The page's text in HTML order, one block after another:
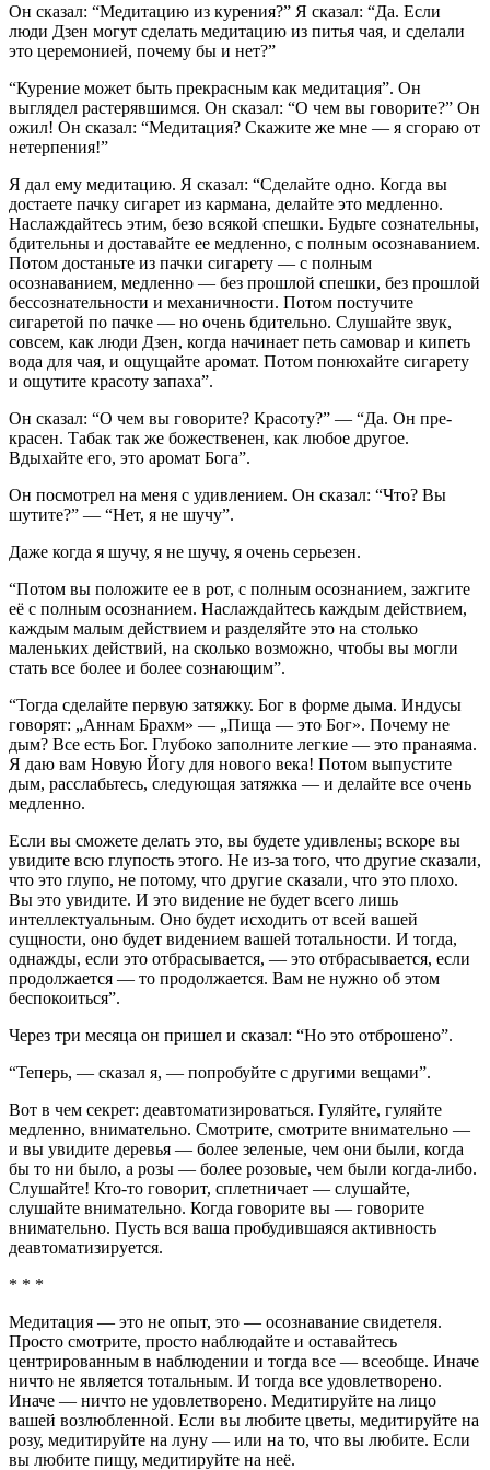
Он сказал: “Медитацию из курения?” Я сказал: “Да. Если
люди Дзен могут сделать медитацию из питья чая, и сделали
это церемонией, почему бы и нет?”
“Курение может быть прекрасным как медитация”. Он
выглядел растерявшимся. Он сказал: “О чем вы гово­рите?” Он
ожил! Он сказал: “Медитация? Скажите же мне — я сгораю от
нетерпения!”
Я дал ему медитацию. Я сказал: “Сделайте одно. Когда вы
достаете пачку сигарет из кармана, делайте это медленно.
Наслаждайтесь этим, безо всякой спешки. Будьте созна­тельны,
бдительны и доставайте ее медленно, с полным осознаванием.
Потом достаньте из пачки сигарету — с пол­ным
осознаванием, медленно — без прошлой спешки, без прошлой
бессознательности и механичности. Потом посту­чите
сигаретой по пачке — но очень бдительно. Слушайте звук,
совсем, как люди Дзен, когда начинает петь самовар и кипеть
вода для чая, и ощущайте аромат. Потом понюхай­те сигарету
и ощутите красоту запаха”.
Он сказал: “О чем вы говорите? Красоту?” — “Да. Он пре­
красен. Табак так же божественен, как любое другое.
Вдыхайте его, это аромат Бога”.
Он посмотрел на меня с удивлением. Он сказал: “Что? Вы
шутите?” — “Нет, я не шучу”.
Даже когда я шучу, я не шучу, я очень серьезен.
“Потом вы положите ее в рот, с полным осознанием, за­жгите
её с полным осознанием. Наслаждайтесь каждым действием,
каждым малым действием и разделяйте это на столько
маленьких действий, на сколько возможно, чтобы вы могли
стать все более и более сознающим”.
“Тогда сделайте первую затяжку. Бог в форме дыма. Ин­дусы
говорят: „Аннам Брахм» — „Пища — это Бог». Почему не
дым? Все есть Бог. Глубоко заполните легкие — это пранаяма.
Я даю вам Новую Йогу для нового века! Потом выпустите
дым, расслабьтесь, следующая затяжка — и делайте все очень
медленно.
Если вы сможете делать это, вы будете удивлены; вскоре вы
увидите всю глупость этого. Не из-за того, что другие сказали,
что это глупо, не потому, что другие сказали, что это плохо.
Вы это увидите. И это видение не будет всего лишь
интеллектуальным. Оно будет исходить от всей вашей
сущности, оно будет видением вашей тотальности. И тогда,
однажды, если это отбрасывается, — это отбрасывается, ес­ли
продолжается — то продолжается. Вам не нужно об этом
беспокоиться”.
Через три месяца он пришел и сказал: “Но это отбро­шено”.
“Теперь, — сказал я, — попробуйте с другими вещами”.
Вот в чем секрет: деавтоматизироваться. Гуляйте, гуляй­те
медленно, внимательно. Смотрите, смотрите внимательно —
и вы увидите деревья — более зеленые, чем они были, когда
бы то ни было, а розы — более розовые, чем были ког­да-либо.
Слушайте! Кто-то говорит, сплетничает — слушай­те,
слушайте внимательно. Когда говорите вы — говорите
внимательно. Пусть вся ваша пробудившаяся активность
деавтоматизируется.
* * *
Медитация — это не опыт, это — осознавание свидетеля.
Просто смотрите, просто на­блюдайте и оставайтесь
центрированным в наблюдении и тогда все — всеобще. Иначе
ни­что не является тотальным. И тогда все удов­летворено.
Иначе — ничто не удовлетворено. Медитируйте на лицо
вашей возлюбленной. Если вы любите цветы, медитируйте на
розу, медитируйте на луну — или на то, что вы лю­бите. Если
вы любите пищу, медитируйте на неё.